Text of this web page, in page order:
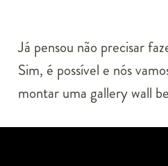
Já pensou não precisar
Sim, é possível e nós
montar uma gallery wall